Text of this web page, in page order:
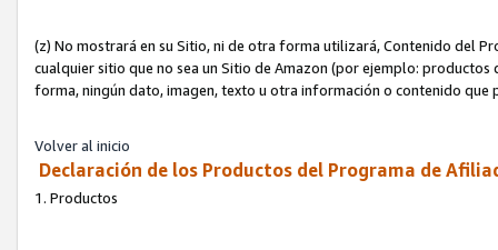
(z) No mostrará en su Sitio, ni de otra forma utilizará, Contenido del
cualquier sitio que no sea un Sitio de Amazon (por ejemplo:
forma, ningún dato, imagen, texto u otra información o contenido
Volver al inicio
Declaración de los Productos del Programa de
1. Productos